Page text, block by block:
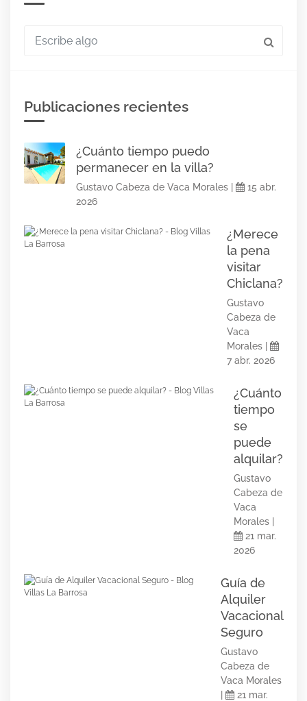
Publicaciones recientes
¿Cuánto tiempo puedo
permanecer en la villa?
Gustavo Cabeza de Vaca Morales |
15 abr.
2026
¿Merece
la pena
visitar
Chiclana?
Gustavo
Cabeza de
Vaca
Morales |
7 abr. 2026
¿Cuánto
tiempo
se
puede
alquilar?
Gustavo
Cabeza de
Vaca
Morales |
21 mar.
2026
Guía de
Alquiler
Vacacional
Seguro
Gustavo
Cabeza de
Vaca Morales
21 mar.